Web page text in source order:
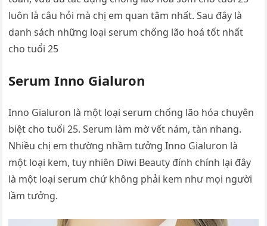
luôn là câu hỏi mà chị em quan tâm nhất. Sau đây là
danh sách những loại serum chống lão hoá tốt nhất
cho tuổi 25
Serum Inno Gialuron
Inno Gialuron là một loại serum chống lão hóa chuyên
biệt cho tuổi 25. Serum làm mờ vết nám, tàn nhang.
Nhiều chị em thường nhầm tưởng Inno Gialuron là
một loại kem, tuy nhiên Diwi Beauty đính chính lại đây
là một loại serum chứ không phải kem như mọi người
lầm tưởng.